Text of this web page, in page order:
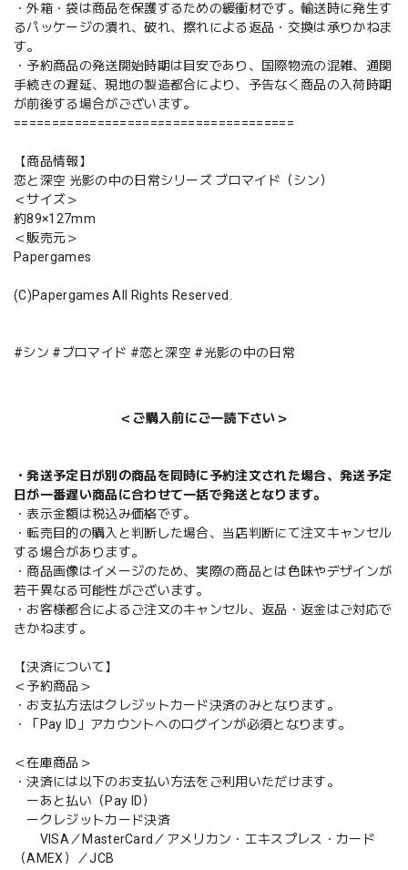
・外箱・袋は商品を保護するための緩衝材です。輸送時に発生す
るパッケージの潰れ、破れ、擦れによる返品・交換は承りかねま
す。
・予約商品の発送開始時期は目安であり、国際物流の混雑、通関
手続きの遅延、現地の製造都合により、予告なく商品の入荷時期
が前後する場合がございます。
=====================================
【商品情報】
恋と深空 光影の中の日常シリーズ ブロマイド（シン）
＜サイズ＞
約89×127mm
＜販売元＞
Papergames
(C)Papergames All Rights Reserved.
#シン #ブロマイド #恋と深空 #光影の中の日常
＜ご購入前にご一読下さい＞
・発送予定日が別の商品を同時に予約注文された場合、発送予定
日が一番遅い商品に合わせて一括で発送となります。
・表示金額は税込み価格です。
・転売目的の購入と判断した場合、当店判断にて注文キャンセル
する場合があります。
・商品画像はイメージのため、実際の商品とは色味やデザインが
若干異なる可能性がございます。
・お客様都合によるご注文のキャンセル、返品・返金はご対応で
きかねます。
【決済について】
＜予約商品＞
・お支払方法はクレジットカード決済のみとなります。
・「Pay ID」アカウントへのログインが必須となります。
＜在庫商品＞
・決済には以下のお支払い方法をご利用いただけます。
ーあと払い（Pay ID）
ークレジットカード決済
VISA／MasterCard／アメリカン・エキスプレス・カード
（AMEX）／JCB